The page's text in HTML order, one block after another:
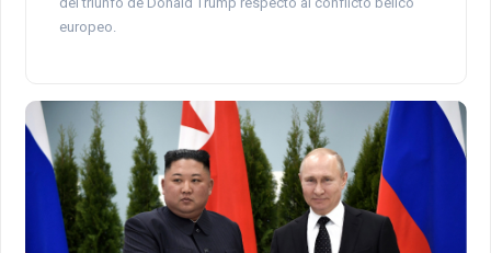
europeo.